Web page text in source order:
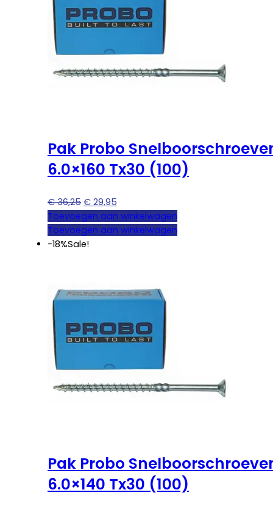
Pak Probo
6.0×160 Tx30 (100)
€36,25 Oorspronkelijke
prijs
was:
€ 36,25.
€ 29,95
prijs
is:
Toevoegen aan winkelwagen
Toevoegen aan winkelwagen
-18%Sale!
Pak Probo
6.0×140 Tx30 (100)